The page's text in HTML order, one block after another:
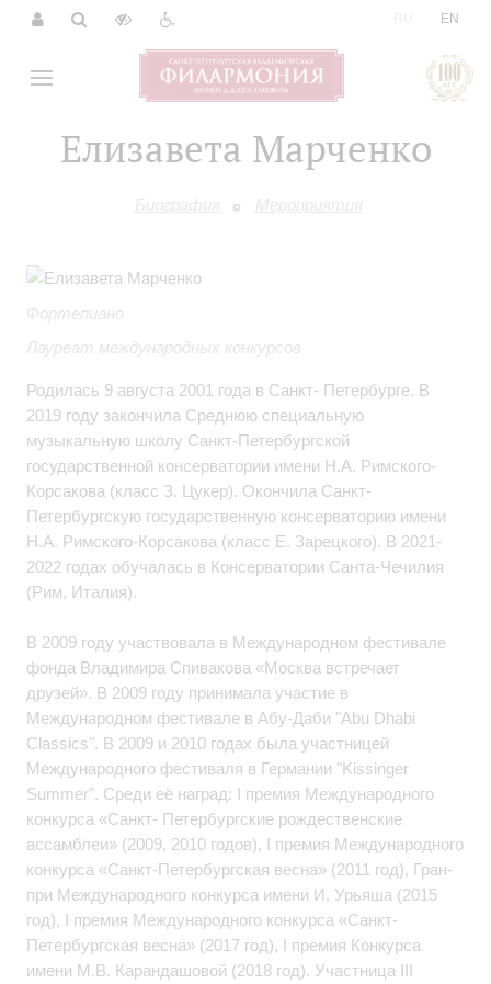
EN
Елизавета Марченко
Биография Мероприятия
Фортепиано
Лауреат международных конкурсов
Родилась 9 августа 2001 года в Санкт- Петербурге. В
2019 году закончила Среднюю специальную
музыкальную школу Санкт-Петербургской
государственной консерватории имени Н.А. Римского-
Корсакова (класс З. Цукер). Окончила Санкт-
Петербургскую государственную консерваторию имени
Н.А. Римского-Корсакова (класс Е. Зарецкого). В 2021-
2022 годах обучалась в Консерватории Санта-Чечилия
(Рим, Италия).
В 2009 году участвовала в Международном фестивале
фонда Владимира Спивакова «Москва встречает
друзей». В 2009 году принимала участие в
Международном фестивале в Абу-Даби "Abu Dhabi
Classics". В 2009 и 2010 годах была участницей
Международного фестиваля в Германии "Kissinger
Summer". Среди её наград: I премия Международного
конкурса «Санкт- Петербургские рождественские
ассамблеи» (2009, 2010 годов), I премия Международного
конкурса «Санкт-Петербургская весна» (2011 год), Гран-
при Международного конкурса имени И. Урьяша (2015
год), I премия Международного конкурса «Санкт-
Петербургская весна» (2017 год), I премия Конкурса
имени М.В. Карандашовой (2018 год). Участница III